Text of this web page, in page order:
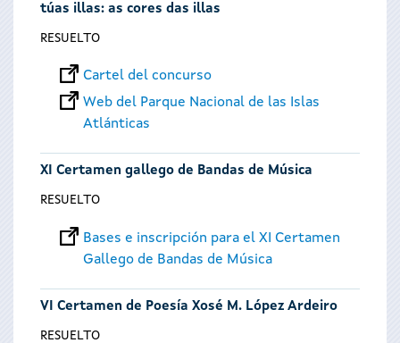
túas illas: as cores das illas
RESUELTO
Cartel del concurso
Web del Parque Nacional de las Islas
Atlánticas
XI Certamen gallego de Bandas de Música
RESUELTO
Bases e inscripción para el XI Certamen
Gallego de Bandas de Música
VI Certamen de Poesía Xosé M. López Ardeiro
RESUELTO